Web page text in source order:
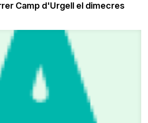
Camp d'Urgell el dimecres